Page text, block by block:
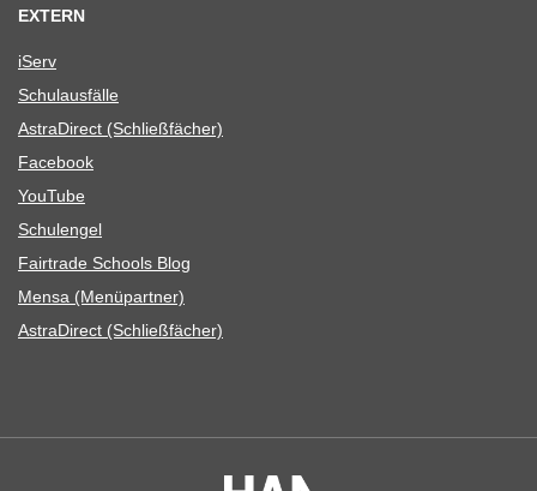
EXTERN
iServ
Schul­aus­fälle
Astra­Di­rect (Schließ­fä­cher)
Face­book
You­Tube
Schul­en­gel
Fair­trade Schools Blog
Mensa (Menü­part­ner)
Astra­Di­rect (Schließ­fä­cher)